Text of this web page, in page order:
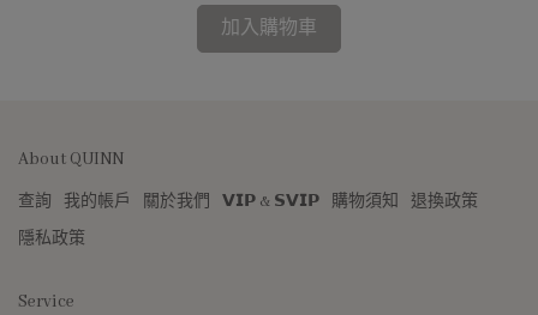
加入購物車
About QUINN
查詢 我的帳戶 關於我們 𝗩𝗜𝗣 & 𝗦𝗩𝗜𝗣 購物須知
退換政策
隱私政策
Service